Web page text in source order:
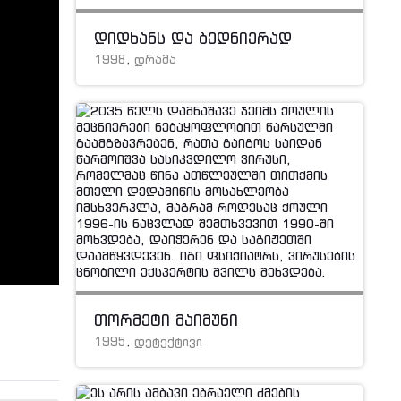
დიდხანს და ბედნიერად
1998, დრამა
თორმეტი მაიმუნი
1995, დეტექტივი